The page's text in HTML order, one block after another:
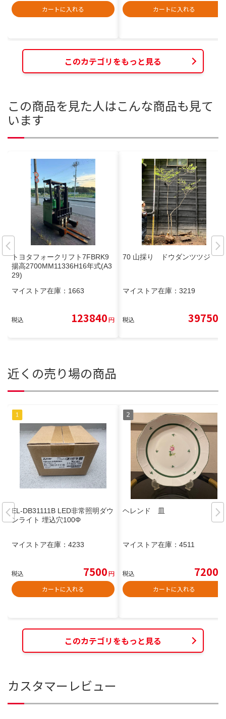
カートに入れる
カートに入れる
このカテゴリをもっと見る
この商品を見た人はこんな商品も見て
います
トヨタフォークリフト7FBRK9
揚高2700MM11336H16年式(A3
29)
マイストア在庫： 1663
税込 123840円
70 山採り ドウダンツツジ
マイストア在庫： 3219
税込 39750
近くの売り場の商品
EL-DB31111B LED非常照明ダウ
ンライト 埋込穴100Φ
マイストア在庫： 4233
税込 7500円
カートに入れる
ヘレンド 皿
マイストア在庫： 4511
税込 7200
カートに入れる
このカテゴリをもっと見る
カスタマーレビュー